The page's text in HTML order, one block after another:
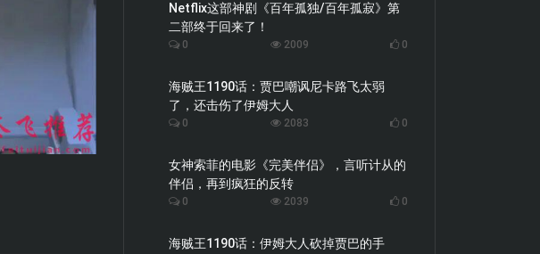
Netflix这部神剧《百年孤独/百年孤寂》第
二部终于回来了！
0 2009 0
海贼王1190话：贾巴嘲讽尼卡路飞太弱
了，还击伤了伊姆大人
0 2083 0
女神索菲的电影《完美伴侣》，言听计从的
伴侣，再到疯狂的反转
0 2039 0
海贼王1190话：伊姆大人砍掉贾巴的手